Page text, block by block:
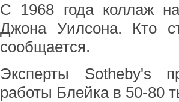
С 1968 года коллаж
Джона Уилсона. Кто
сообщается.
Эксперты Sotheby's
работы Блейка в 50-80